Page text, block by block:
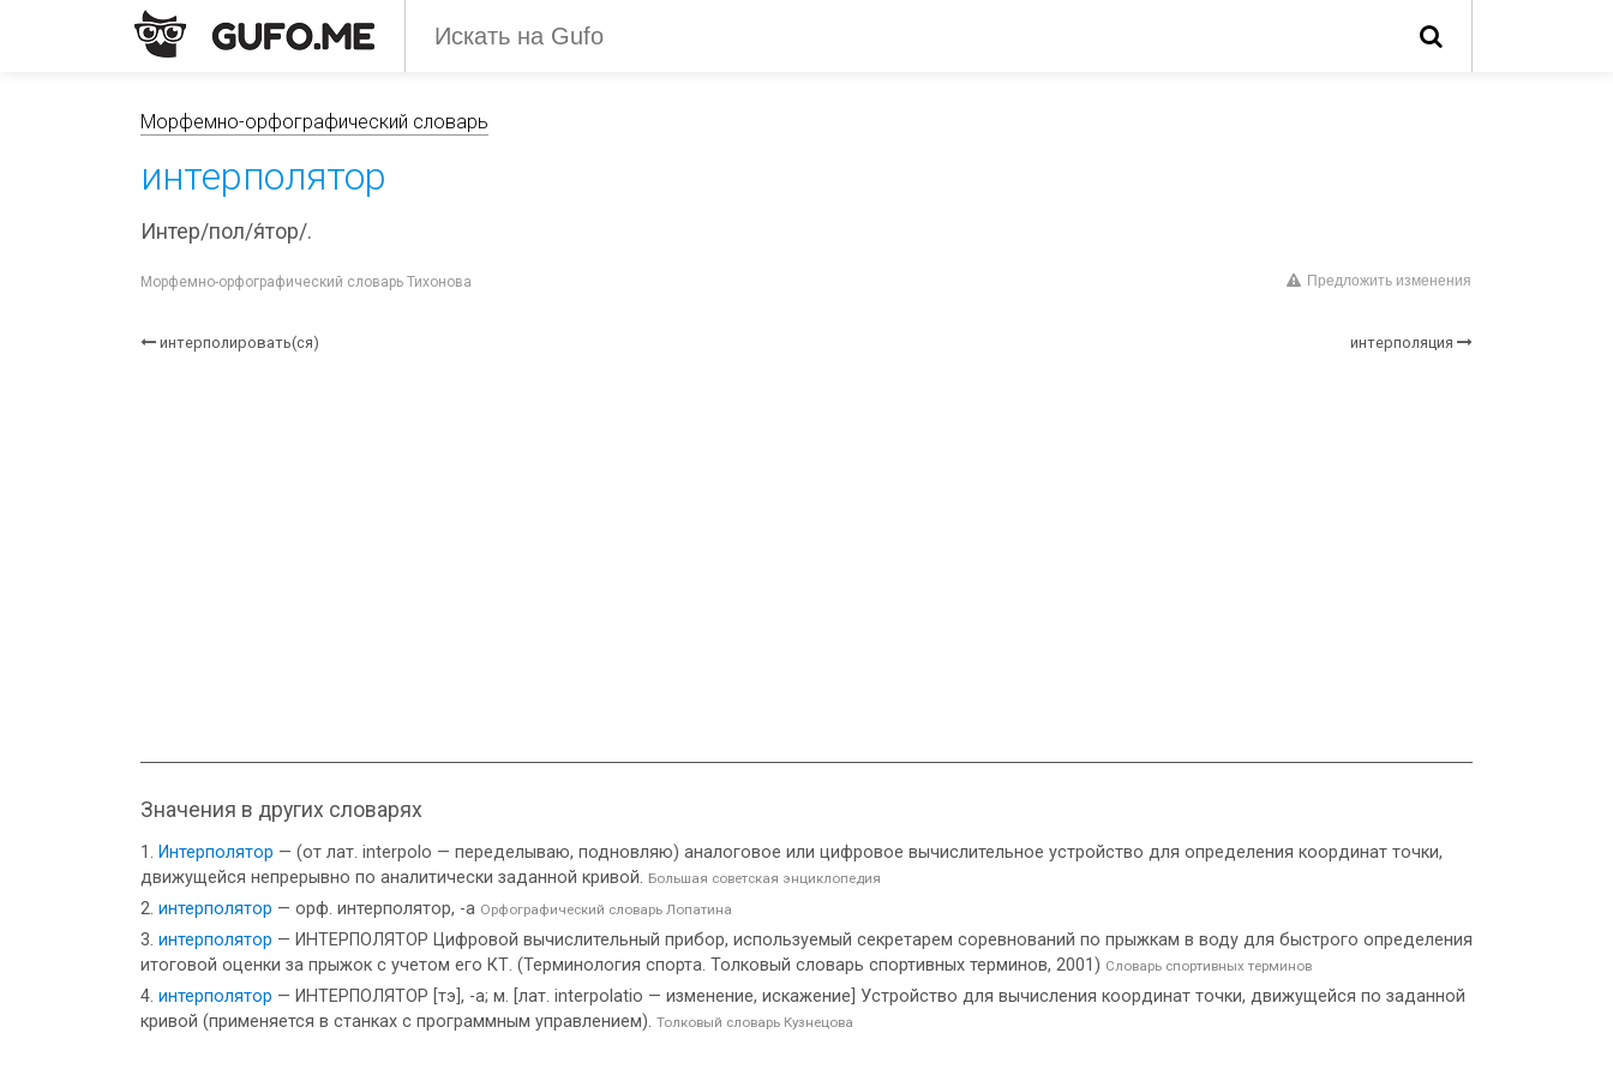
Морфемно-орфографический словарь
интерполятор
Интер/пол/я́тор/.
Морфемно-орфографический словарь Тихонова Предложить изменения
интерполировать(ся) интерполяция
Значения в других словарях
Интерполятор — (от лат. interpolo — переделываю, подновляю) аналоговое или цифровое вычислительное устройство для определения координат точки,
движущейся непрерывно по аналитически заданной кривой. Большая советская энциклопедия
интерполятор — орф. интерполятор, -а Орфографический словарь Лопатина
интерполятор — ИНТЕРПОЛЯТОР Цифровой вычислительный прибор, используемый секретарем соревнований по прыжкам в воду для быстрого определения
итоговой оценки за прыжок с учетом его КТ. (Терминология спорта. Толковый словарь спортивных терминов, 2001) Словарь спортивных терминов
интерполятор — ИНТЕРПОЛЯТОР [тэ], -а; м. [лат. interpolatio — изменение, искажение] Устройство для вычисления координат точки, движущейся по заданной
кривой (применяется в станках с программным управлением). Толковый словарь Кузнецова